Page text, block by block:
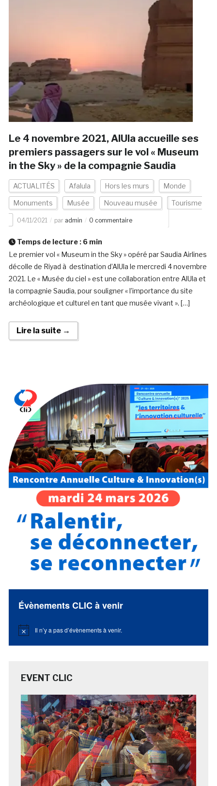
Le 4 novembre 2021, AlUla accueille ses
premiers passagers sur le vol « Museum
in the Sky » de la compagnie Saudia
ACTUALITÉS Afalula Hors les murs Monde
Monuments Musée Nouveau musée Tourisme
04/11/2021 par admin 0 commentaire
Temps de lecture : 6 min
Le premier vol « Museum in the Sky » opéré par Saudia Airlines
décolle de Riyad à destination d’AlUla le mercredi 4 novembre
2021. Le « Musée du ciel » est une collaboration entre AlUla et
la compagnie Saudia, pour souligner « l’importance du site
archéologique et culturel en tant que musée vivant ». […]
Lire la suite →
Évènements CLIC à venir
Notice Il n’y a pas d’évènements à venir.
EVENT CLIC